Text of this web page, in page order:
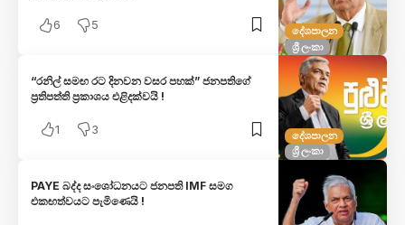
දේශපාලන
ශ්‍රී ලංකා
6 5
දේශපාලන
ශ්‍රී ලංකා
“රනිල් සමඟ රට දිනවන වසර පහක්” ජනපතිගේ
ප්‍රතිපත්ති ප්‍රකාශය එළිදක්වයි !
1 3
PAYE බද්ද සංශෝධනයට ජනපති IMF සමග
එකඟත්වයට පැමිණෙයි !